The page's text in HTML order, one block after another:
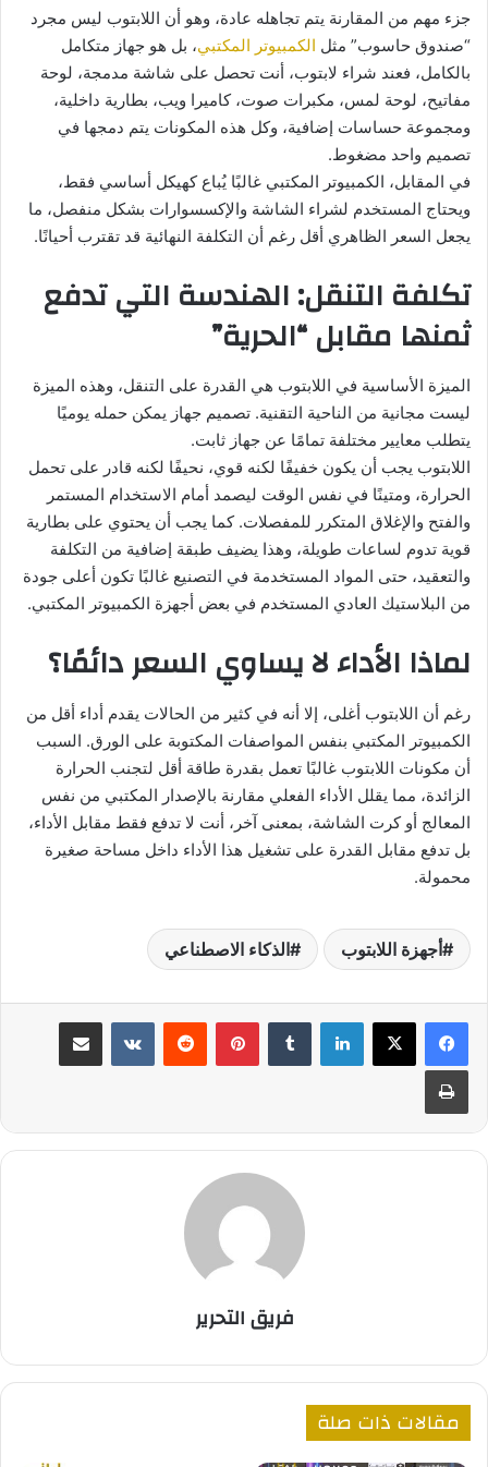
جزء مهم من المقارنة يتم تجاهله عادة، وهو أن اللابتوب ليس مجرد
“صندوق حاسوب” مثل الكمبيوتر المكتبي، بل هو جهاز متكامل
بالكامل، فعند شراء لابتوب، أنت تحصل على شاشة مدمجة، لوحة
مفاتيح، لوحة لمس، مكبرات صوت، كاميرا ويب، بطارية داخلية،
ومجموعة حساسات إضافية، وكل هذه المكونات يتم دمجها في
تصميم واحد مضغوط.
في المقابل، الكمبيوتر المكتبي غالبًا يُباع كهيكل أساسي فقط،
ويحتاج المستخدم لشراء الشاشة والإكسسوارات بشكل منفصل، ما
يجعل السعر الظاهري أقل رغم أن التكلفة النهائية قد تقترب أحيانًا.
تكلفة التنقل: الهندسة التي تدفع
ثمنها مقابل “الحرية”
الميزة الأساسية في اللابتوب هي القدرة على التنقل، وهذه الميزة
ليست مجانية من الناحية التقنية. تصميم جهاز يمكن حمله يوميًا
يتطلب معايير مختلفة تمامًا عن جهاز ثابت.
اللابتوب يجب أن يكون خفيفًا لكنه قوي، نحيفًا لكنه قادر على تحمل
الحرارة، ومتينًا في نفس الوقت ليصمد أمام الاستخدام المستمر
والفتح والإغلاق المتكرر للمفصلات. كما يجب أن يحتوي على بطارية
قوية تدوم لساعات طويلة، وهذا يضيف طبقة إضافية من التكلفة
والتعقيد، حتى المواد المستخدمة في التصنيع غالبًا تكون أعلى جودة
من البلاستيك العادي المستخدم في بعض أجهزة الكمبيوتر المكتبي.
لماذا الأداء لا يساوي السعر دائمًا؟
رغم أن اللابتوب أغلى، إلا أنه في كثير من الحالات يقدم أداء أقل من
الكمبيوتر المكتبي بنفس المواصفات المكتوبة على الورق. السبب
أن مكونات اللابتوب غالبًا تعمل بقدرة طاقة أقل لتجنب الحرارة
الزائدة، مما يقلل الأداء الفعلي مقارنة بالإصدار المكتبي من نفس
المعالج أو كرت الشاشة، بمعنى آخر، أنت لا تدفع فقط مقابل الأداء،
بل تدفع مقابل القدرة على تشغيل هذا الأداء داخل مساحة صغيرة
محمولة.
أجهزة اللابتوب الذكاء الاصطناعي
لينكدإن بينتيريست مشاركة عبر البريد
طباعة
فريق التحرير
مقالات ذات صلة